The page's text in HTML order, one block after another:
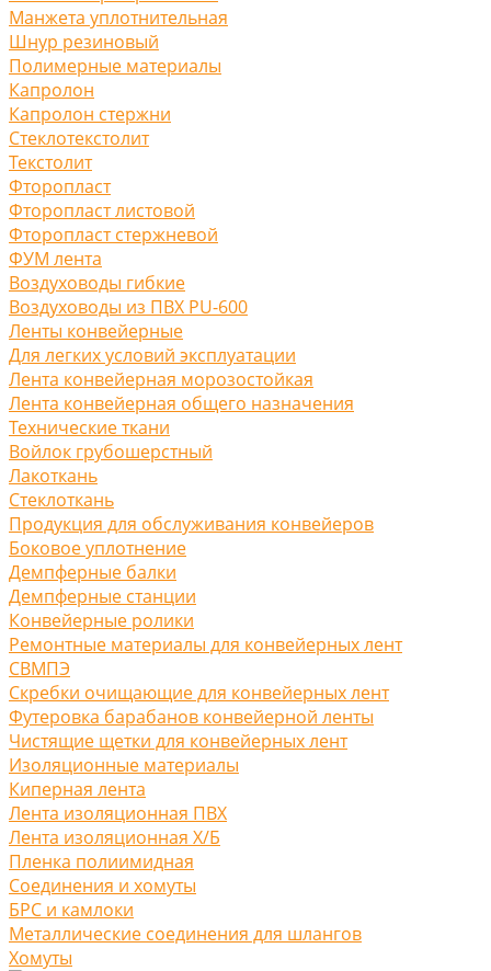
Манжета уплотнительная
Шнур резиновый
Полимерные материалы
Капролон
Капролон стержни
Стеклотекстолит
Текстолит
Фторопласт
Фторопласт листовой
Фторопласт стержневой
ФУМ лента
Воздуховоды гибкие
Воздуховоды из ПВХ PU-600
Ленты конвейерные
Для легких условий эксплуатации
Лента конвейерная морозостойкая
Лента конвейерная общего назначения
Технические ткани
Войлок грубошерстный
Лакоткань
Стеклоткань
Продукция для обслуживания конвейеров
Боковое уплотнение
Демпферные балки
Демпферные станции
Конвейерные ролики
Ремонтные материалы для конвейерных лент
СВМПЭ
Скребки очищающие для конвейерных лент
Футеровка барабанов конвейерной ленты
Чистящие щетки для конвейерных лент
Изоляционные материалы
Киперная лента
Лента изоляционная ПВХ
Лента изоляционная Х/Б
Пленка полиимидная
Соединения и хомуты
БРС и камлоки
Металлические соединения для шлангов
Хомуты